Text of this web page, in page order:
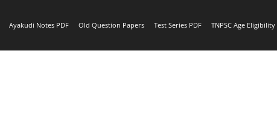
Ayakudi Notes PDF Old Question Papers Test Series PDF TNPSC Age